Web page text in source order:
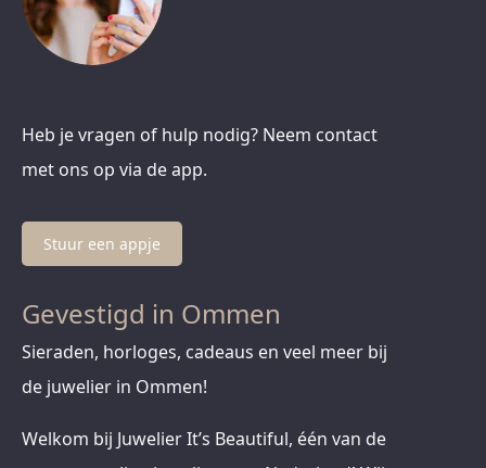
Heb je vragen of hulp nodig? Neem contact
met ons op via de app.
Stuur een appje
Gevestigd in Ommen
Sieraden, horloges, cadeaus en veel meer bij
de juwelier in Ommen!
Welkom bij Juwelier It’s Beautiful, één van de